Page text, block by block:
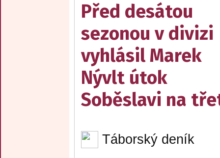
Před desátou
sezonou v divizi
vyhlásil Marek
Nývlt útok
Soběslavi na
Táborský deník